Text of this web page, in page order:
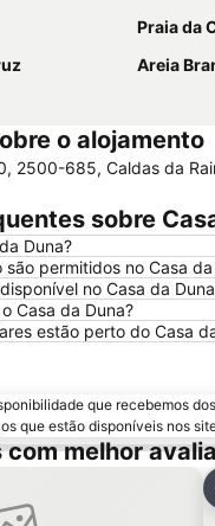
Praia da
Areia
o alojamento
2500-685, Caldas da
sobre
Duna?
permitidos no Casa da
no Casa da
Casa da Duna?
estão perto do Casa
que recebemos
que estão disponíveis nos
com melhor
favoritos